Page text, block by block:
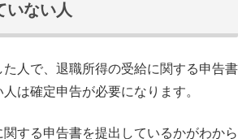
いない人
人で、 退職所得の受給に関する申告書
人は確定申告が必要になります。
する申告書を提出しているかがわから